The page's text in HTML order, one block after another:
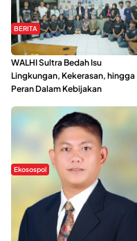
BERITA
Refleksi Gerakan Perempuan,
WALHI Sultra Bedah Isu
Lingkungan, Kekerasan, hingga
Peran Dalam Kebijakan
Ekosospol
Slogan Pemberdayaan Lokal
Dinilai Hanya Pemanis, Tokoh
Pemuda Wilalang Kritik Dominasi
Orang Luar